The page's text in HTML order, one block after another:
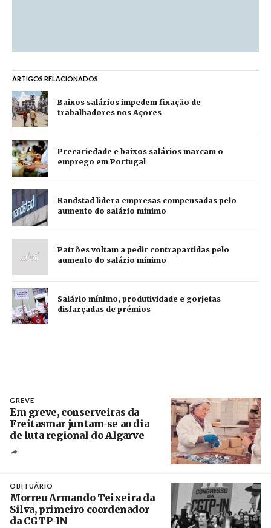
ARTIGOS RELACIONADOS
Baixos salários impedem fixação de
trabalhadores nos Açores
Precariedade e baixos salários marcam o
emprego em Portugal
Randstad lidera empresas compensadas pelo
aumento do salário mínimo
Patrões voltam a pedir contrapartidas pelo
aumento do salário mínimo
Salário mínimo, produtividade e gorjetas
disfarçadas de prémios
GREVE
Em greve, conserveiras da
Freitasmar juntam-se ao dia
de luta regional do Algarve
OBITUÁRIO
Morreu Armando Teixeira da
Silva, primeiro coordenador
da CGTP-IN